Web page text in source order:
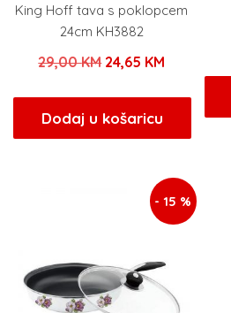
King Hoff tava s poklopcem
24cm KH3882
29,00KM Izvorna
bila
je:
24,65 KM
24,65 KM.
Dodaj u košaricu
- 15 %